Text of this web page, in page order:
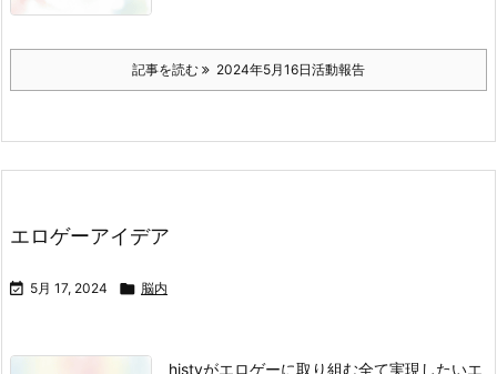
記事を読む 2024年5月16日活動報告
エロゲーアイデア
 5月 17, 2024  脳内
histyがエロゲーに取り組む全て実現したいエ